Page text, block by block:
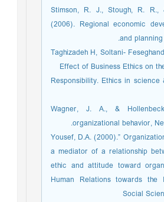
Stimson, R. J., Stough, R.
(2006). Regional economic
and
Taghizadeh H, Soltani-
Effect of Business Ethics on
Responsibility. Ethics in
Wagner, J. A., &
organizational behavior,
Yousef, D.A. (2000).”
a mediator of a relationship
ethic and attitude toward
Human Relations towards
Social